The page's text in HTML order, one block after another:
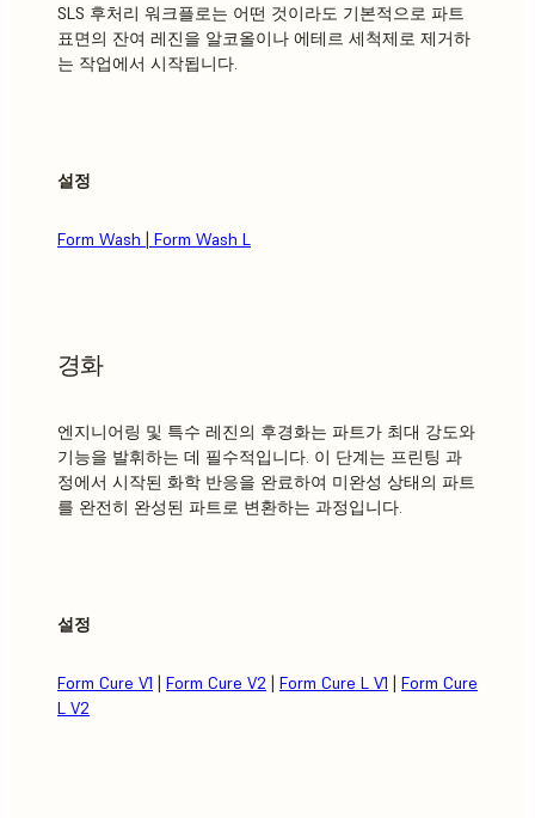
SLS 후처리 워크플로는 어떤 것이라도 기본적으로 파트
표면의 잔여 레진을 알코올이나 에테르 세척제로 제거하
는 작업에서 시작됩니다.
설정
Form Wash | Form Wash L
경화
엔지니어링 및 특수 레진의 후경화는 파트가 최대 강도와
기능을 발휘하는 데 필수적입니다. 이 단계는 프린팅 과
정에서 시작된 화학 반응을 완료하여 미완성 상태의 파트
를 완전히 완성된 파트로 변환하는 과정입니다.
설정
Form Cure V1 | Form Cure V2 | Form Cure L V1 | Form Cure
L V2